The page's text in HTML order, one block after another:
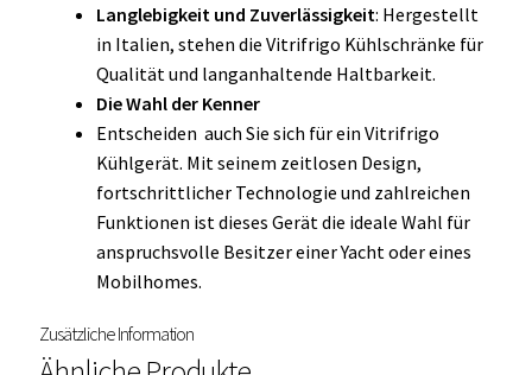
Langlebigkeit und Zuverlässigkeit: Hergestellt
in Italien, stehen die Vitrifrigo Kühlschränke für
Qualität und langanhaltende Haltbarkeit.
Die Wahl der Kenner
Entscheiden auch Sie sich für ein Vitrifrigo
Kühlgerät. Mit seinem zeitlosen Design,
fortschrittlicher Technologie und zahlreichen
Funktionen ist dieses Gerät die ideale Wahl für
anspruchsvolle Besitzer einer Yacht oder eines
Mobilhomes.
Zusätzliche Information